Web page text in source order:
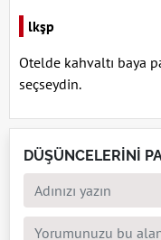
lkşp
Otelde kahvaltı baya
seçseydin.
DÜŞÜNCELERİNİ